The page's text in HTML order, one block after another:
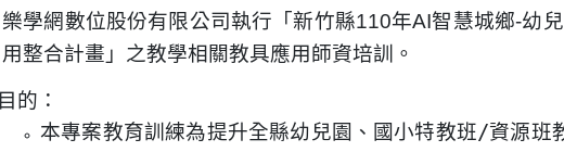
樂學網數位股份有限公司執行「新竹縣110年AI智慧城鄉-幼兒
用整合計畫」之教學相關教具應用師資培訓
。
目的：
本專案教育訓練為提升全縣幼兒園、國小特教班/資源班